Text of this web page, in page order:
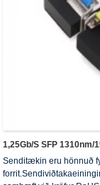
1,25Gb/s SFP
Senditækin eru hönnuð